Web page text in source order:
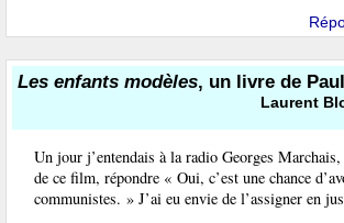
Les enfants modèles, un livre de
Laurent
Un jour j’entendais à la radio Georges
de ce film, répondre « Oui, c’est une chance
communistes. » J’ai eu envie de l’assigner en